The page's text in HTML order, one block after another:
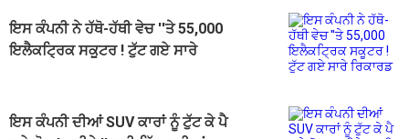
ਇਸ ਕੰਪਨੀ ਨੇ ਹੱਥੋ-ਹੱਥੀ ਵੇਚ ''ਤੇ 55,000
ਇਲੈਕਟ੍ਰਿਕ ਸਕੂਟਰ ! ਟੁੱਟ ਗਏ ਸਾਰੇ
ਇਸ ਕੰਪਨੀ ਦੀਆਂ SUV ਕਾਰਾਂ ਨੂੰ ਟੁੱਟ ਕੇ ਪੈ